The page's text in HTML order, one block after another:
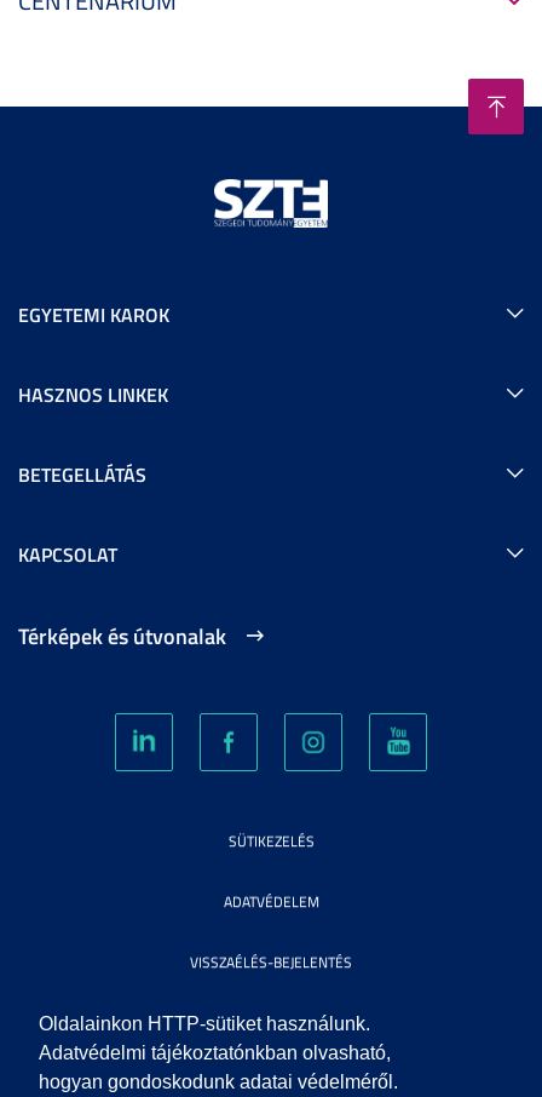
Oldalainkon HTTP-sütiket használunk.
Adatvédelmi tájékoztatónkban olvasható,
hogyan gondoskodunk adatai védelméről.
EGYETEMI KAROK
HASZNOS LINKEK
BETEGELLÁTÁS
KAPCSOLAT
Térképek és útvonalak
SÜTIKEZELÉS
ADATVÉDELEM
VISSZAÉLÉS-BEJELENTÉS
KÖZÉRDEKŰ ADATOK
IMPRESSZUM